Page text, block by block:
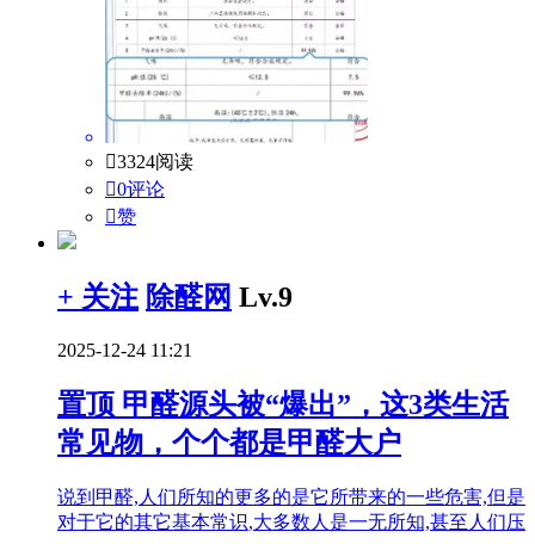
3324阅读
0评论
赞
+ 关注 除醛网 Lv.9
2025-12-24 11:21
置顶 甲醛源头被“爆出”，这3类生活
常见物，个个都是甲醛大户
说到甲醛,人们所知的更多的是它所带来的一些危害,但是
对于它的其它基本常识,大多数人是一无所知,甚至人们压